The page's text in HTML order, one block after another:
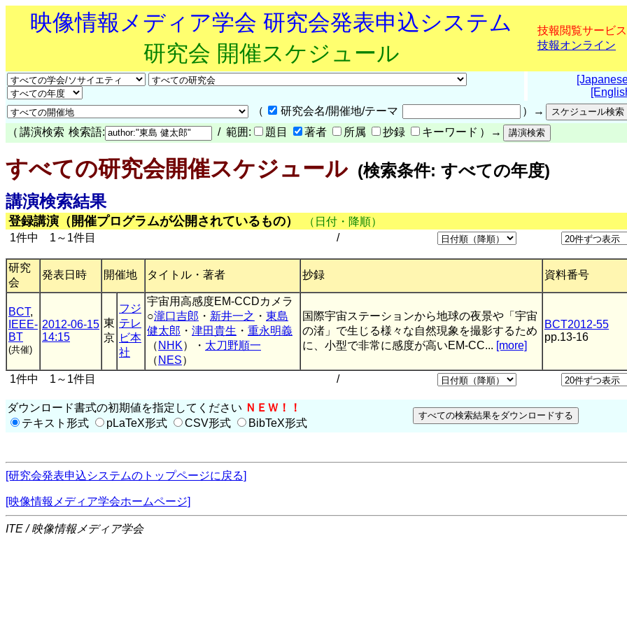
映像情報メディア学会 研究会発表申込システム
研究会 開催スケジュール
技報閲覧サービス
技報オンライン
（
研究会名/開催地/テーマ
）→
（ 講演検索 検索語: / 範囲: 題目 著者 所属 抄録 キーワード ）→
すべての研究会開催スケジュール(検索条件: すべての年度)
講演検索結果
登録講演（開催プログラムが公開されているもの）
（日付・降順）
1件中 1～1件目
/
研究
会
発表日時 開催地 タイトル・著者 抄録 資料番号
BCT,
IEEE-
BT
(共催)
2012-06-15
14:15
東
京
フジ
テレ
ビ本
社
宇宙用高感度EM-CCDカメラ
○瀧口吉郎 ・ 新井一之 ・ 東島
健太郎 ・ 津田貴生 ・ 重永明義
（ NHK）・ 太刀野順一
（ NES）
国際宇宙ステーションから地球の夜景や「宇宙
の渚」で生じる様々な自然現象を撮影するため
に、小型で非常に感度が高いEM-CC... [more]
BCT2012-55
pp.13-16
1件中 1～1件目 /
ダウンロード書式の初期値を指定してください ＮＥＷ！！
テキスト形式
pLaTeX形式 CSV形式 BibTeX形式
[研究会発表申込システムのトップページに戻る]
[映像情報メディア学会ホームページ]
ITE / 映像情報メディア学会